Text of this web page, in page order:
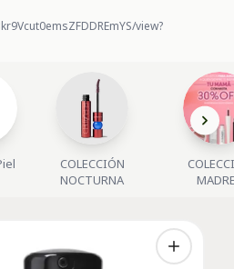
view?
COLECCIÓN
NOCTURNA